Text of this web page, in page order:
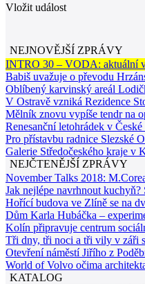
Vložit událost
NEJNOVĚJŠÍ ZPRÁVY
INTRO 30 – VODA: aktuální
Babiš uvažuje o převodu
Oblíbený karvinský areál
V Ostravě vzniká Rezidence
Mělník znovu vypíše tendr na
Renesanční letohrádek v
Pro přístavbu radnice Slezské
Galerie Středočeského kraje v
NEJČTENĚJŠÍ ZPRÁVY
November Talks 2018:
Jak nejlépe navrhnout kuchyň?
Hořící budova ve Zlíně se na
Dům Karla Hubáčka –
Kolín připravuje centrum
Tři dny, tři noci a tři vily v záři
Otevření náměstí Jiřího z
World of Volvo očima
KATALOG